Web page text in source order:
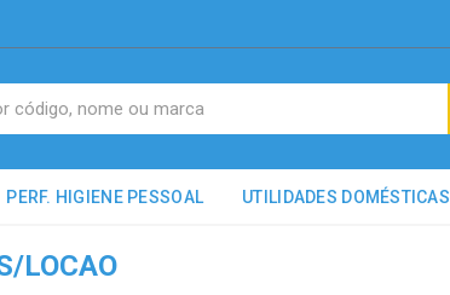
PERF. HIGIENE PESSOAL UTILIDADES DOMÉSTICAS
LOCAO